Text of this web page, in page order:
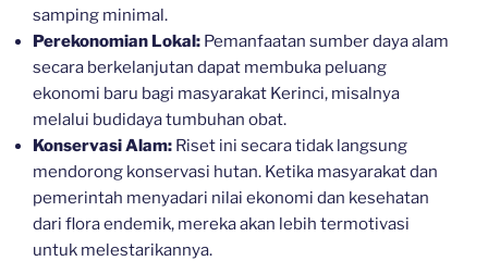
samping minimal.
Perekonomian Lokal: Pemanfaatan sumber daya alam
secara berkelanjutan dapat membuka peluang
ekonomi baru bagi masyarakat Kerinci, misalnya
melalui budidaya tumbuhan obat.
Konservasi Alam: Riset ini secara tidak langsung
mendorong konservasi hutan. Ketika masyarakat dan
pemerintah menyadari nilai ekonomi dan kesehatan
dari flora endemik, mereka akan lebih termotivasi
untuk melestarikannya.